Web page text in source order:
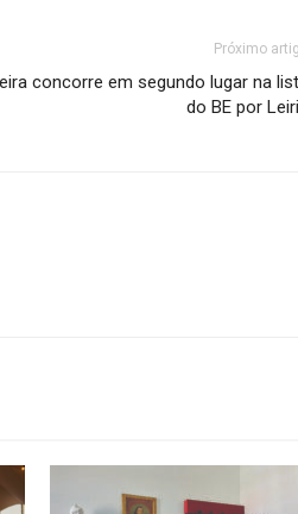
Próximo
concorre em segundo lugar na
do BE por